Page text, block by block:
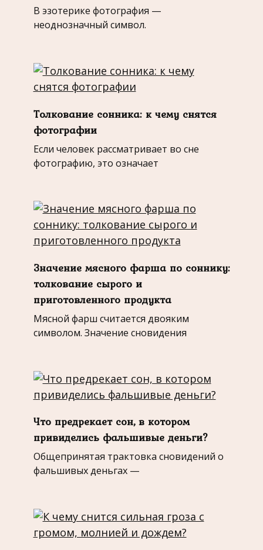
В эзотерике фотография —
неоднозначный символ.
Толкование сонника: к чему снятся
фотографии
Если человек рассматривает во сне
фотографию, это означает
Значение мясного фарша по соннику:
толкование сырого и
приготовленного продукта
Мясной фарш считается двояким
символом. Значение сновидения
Что предрекает сон, в котором
привиделись фальшивые деньги?
Общепринятая трактовка сновидений о
фальшивых деньгах —